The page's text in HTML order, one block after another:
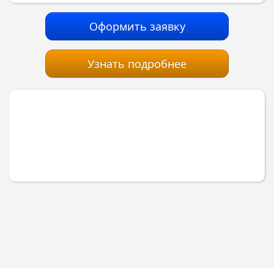
Оформить заявку
Узнать подробнее